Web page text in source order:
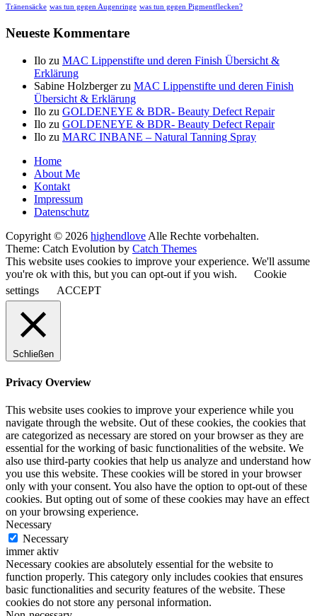
Tränensäcke was tun gegen Augenringe was tun gegen Pigmentflecken?
Neueste Kommentare
Ilo zu MAC Lippenstifte und deren Finish Übersicht &
Erklärung
Sabine Holzbergerzu MAC Lippenstifte und deren Finish
Übersicht & Erklärung
Ilo zu GOLDENEYE & BDR- Beauty Defect Repair
Ilo zu GOLDENEYE & BDR- Beauty Defect Repair
Ilo zu MARC INBANE – Natural Tanning Spray
Seitenfuß-
Menü
Home
About Me
Kontakt
Impressum
Datenschutz
Copyright © 2026 highendlove Alle Rechte vorbehalten.
Theme: Catch Evolution by Catch Themes
This website uses cookies to improve your experience. We'll assume
you're ok with this, but you can opt-out if you wish.
Cookie
settings
ACCEPT
Schließen
Privacy Overview
This website uses cookies to improve your experience while you
navigate through the website. Out of these cookies, the cookies that
are categorized as necessary are stored on your browser as they are
essential for the working of basic functionalities of the website. We
also use third-party cookies that help us analyze and understand how
you use this website. These cookies will be stored in your browser
only with your consent. You also have the option to opt-out of these
cookies. But opting out of some of these cookies may have an effect
on your browsing experience.
Necessary
Necessary
immer aktiv
Necessary cookies are absolutely essential for the website to
function properly. This category only includes cookies that ensures
basic functionalities and security features of the website. These
cookies do not store any personal information.